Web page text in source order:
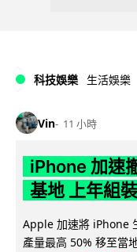
科技娛樂 生活娛樂
Vin 11 小時
iPhone 加速
基地 上年組
Apple 加速將 iPhone
產量最高 50% 移至當